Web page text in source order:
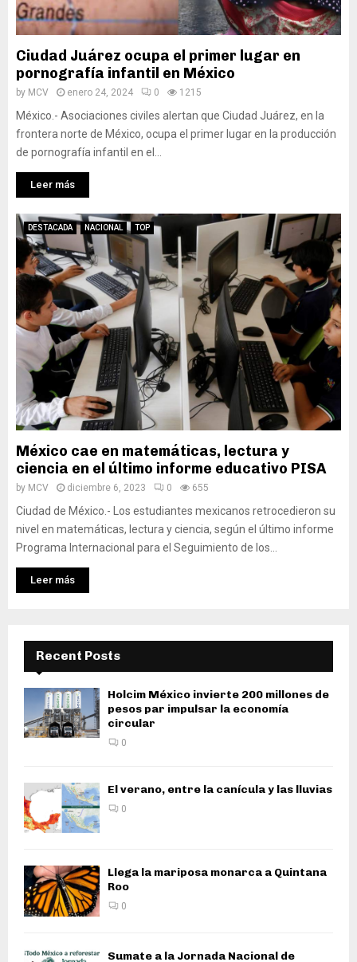
Ciudad Juárez ocupa el primer lugar en
pornografía infantil en México
by MCV enero 24, 2024 0 1215
México.- Asociaciones civiles alertan que Ciudad Juárez, en la
frontera norte de México, ocupa el primer lugar en la producción
de pornografía infantil en el...
Leer más
DESTACADA NACIONAL TOP
México cae en matemáticas, lectura y
ciencia en el último informe educativo PISA
by MCV diciembre 6, 2023 0 655
Ciudad de México.- Los estudiantes mexicanos retrocedieron su
nivel en matemáticas, lectura y ciencia, según el último informe
Programa Internacional para el Seguimiento de los...
Leer más
Recent Posts
Holcim México invierte 200 millones de
pesos par impulsar la economía
circular
0
El verano, entre la canícula y las lluvias
0
Llega la mariposa monarca a Quintana
Roo
0
Sumate a la Jornada Nacional de